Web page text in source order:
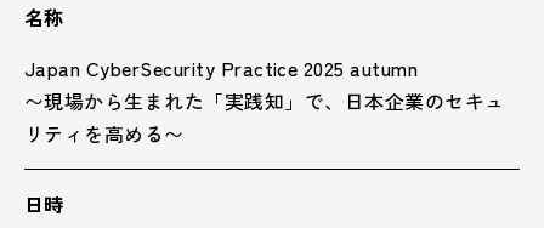
名称
Japan CyberSecurity Practice 2025 autumn
〜現場から生まれた「実践知」で、日本企業のセキュ
リティを高める〜
日時